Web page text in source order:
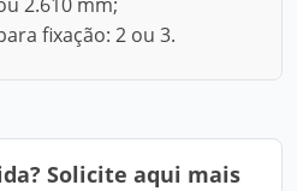
fixação: 2 ou 3.
Solicite aqui mais